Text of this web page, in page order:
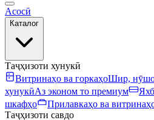
Асосӣ
Каталог
Таҷҳизоти хунукӣ
Витринаҳо ва горкаҳоШир,
хунукӣАз эконом то премиум
шкафҳо
Прилавкаҳо ва
Таҷҳизоти савдо